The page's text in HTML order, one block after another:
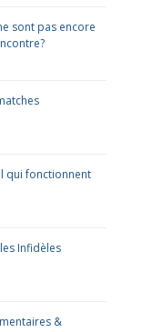
sont pas encore
qui fonctionnent
Infidèles
&